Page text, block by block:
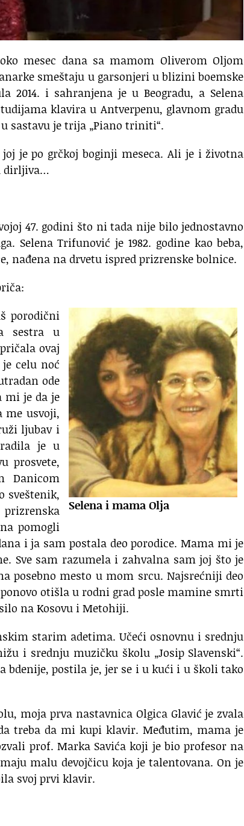
mesec dana sa mamom Oliverom Oljom
smeštaju u garsonjeri u blizini boemske
2014. i sahranjena je u Beogradu, a Selena
klavira u Antverpenu, glavnom gradu
sastavu je trija „Piano triniti“.
je po grčkoj boginji meseca. Ali je i životna
dirljiva…
47. godini što ni tada nije bilo jednostavno
Selena Trifunović je 1982. godine kao beba,
nađena na drvetu ispred prizrenske bolnice.
Selena i mama Olja
porodični
sestra u
ovaj
celu noć
ode
mi je da je
me usvoji,
ljubav i
je u
prosvete,
Danicom
sveštenik,
pomogli
i ja sam postala deo porodice. Mama mi je
Sve sam razumela i zahvalna sam joj što je
posebno mesto u mom srcu. Najsrećniji deo
otišla u rodni grad posle mamine smrti
na Kosovu i Metohiji.
starim adetima. Učeći osnovnu i srednju
i srednju muzičku školu „Josip Slavenski“.
postila je, jer se i u kući i u školi tako
moja prva nastavnica Olgica Glavić je zvala
treba da mi kupi klavir. Međutim, mama je
prof. Marka Savića koji je bio profesor na
malu devojčicu koja je talentovana. On je
svoj prvi klavir.